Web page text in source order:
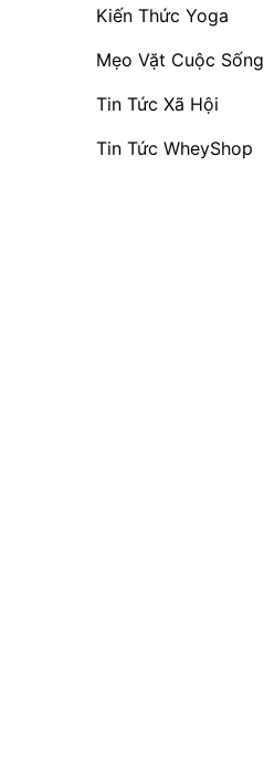
Kiến Thức Yoga
Mẹo Vặt Cuộc Sống
Tin Tức Xã Hội
Tin Tức WheyShop